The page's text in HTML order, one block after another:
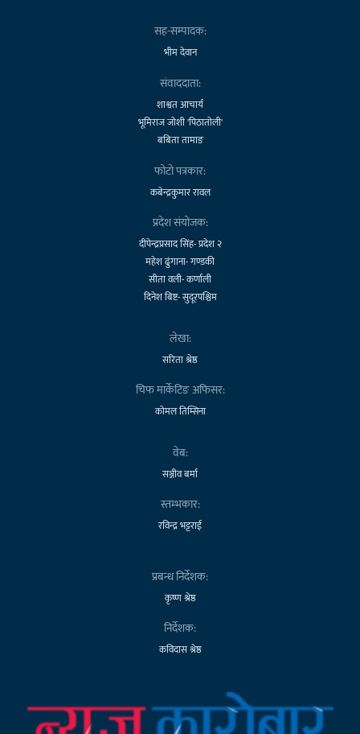
सह-सम्पादक:
भीम देवान
संवाददाता:
शाश्वत आचार्य
भूमिराज जोशी 'पिठातोली'
बबिता तामाङ
फोटो पत्रकार:
कबेन्द्रकुमार रावल
प्रदेश संयोजक:
दीपेन्द्रप्रसाद सिंह- प्रदेश २
महेश ढुंगाना- गण्डकी
सीता वली- कर्णाली
दिनेश बिष्ट- सुदूरपश्चिम
लेखा:
सरिता श्रेष्ठ
चिफ मार्केटिङ अफिसर:
कोमल तिम्सिना
वेब:
सञ्जीव बर्मा
स्तम्भकार:
रविन्द्र भट्टराई
प्रबन्ध निर्देशक:
कृष्ण श्रेष्ठ
निर्देशक:
कविदास श्रेष्ठ